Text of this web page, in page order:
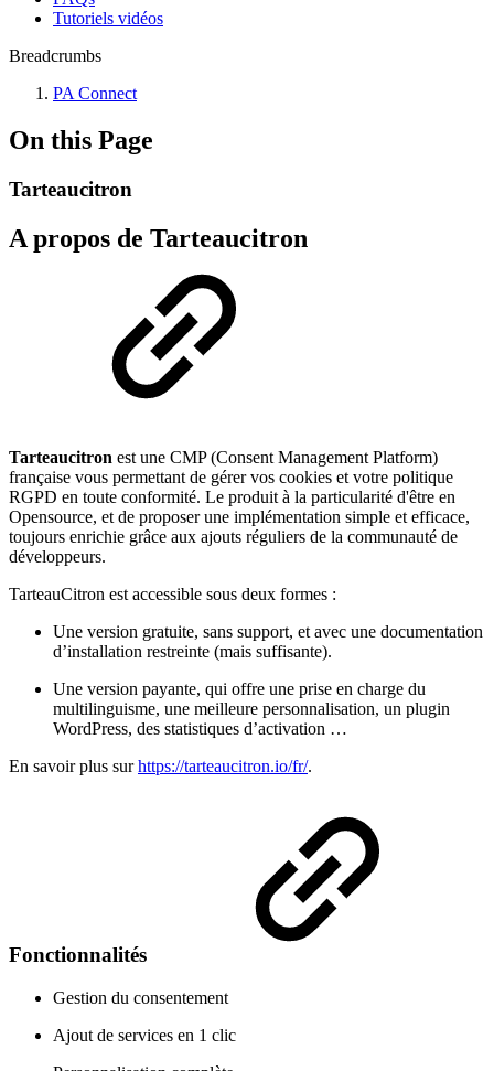
Tutoriels vidéos
Breadcrumbs
PA Connect
On this Page
Tarteaucitron
A propos de Tarteaucitron
Tarteaucitron est une CMP (Consent Management Platform)
française vous permettant de gérer vos cookies et votre politique
RGPD en toute conformité. Le produit à la particularité d'être en
Opensource, et de proposer une implémentation simple et efficace,
toujours enrichie grâce aux ajouts réguliers de la communauté de
développeurs.
TarteauCitron est accessible sous deux formes :
Une version gratuite, sans support, et avec une documentation
d’installation restreinte (mais suffisante).
Une version payante, qui offre une prise en charge du
multilinguisme, une meilleure personnalisation, un plugin
WordPress, des statistiques d’activation …
En savoir plus surhttps://tarteaucitron.io/fr/.
Fonctionnalités
Gestion du consentement
Ajout de services en 1 clic